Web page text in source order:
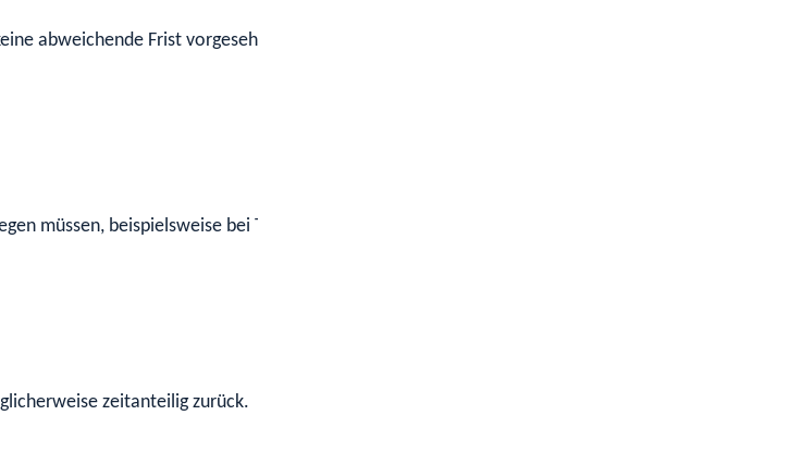
abweichende Frist vorgesehen hat.
müssen, beispielsweise bei Tod des Tieres eine Bescheinigung des Tierarztes.
zeitanteilig zurück.